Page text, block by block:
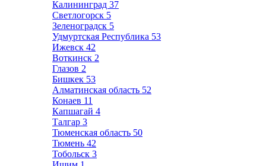
Калининград 37
Светлогорск 5
Зеленоградск 5
Удмуртская Республика 53
Ижевск 42
Воткинск 2
Глазов 2
Бишкек 53
Алматинская область 52
Конаев 11
Капшагай 4
Талгар 3
Тюменская область 50
Тюмень 42
Тобольск 3